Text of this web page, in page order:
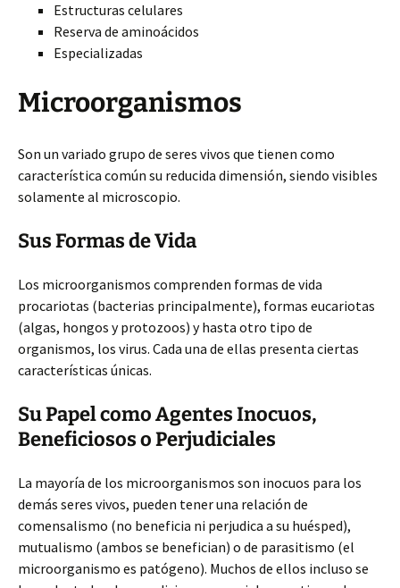
Estructuras celulares
Reserva de aminoácidos
Especializadas
Microorganismos
Son un variado grupo de seres vivos que tienen como
característica común su reducida dimensión, siendo visibles
solamente al microscopio.
Sus Formas de Vida
Los microorganismos comprenden formas de vida
procariotas (bacterias principalmente), formas eucariotas
(algas, hongos y protozoos) y hasta otro tipo de
organismos, los virus. Cada una de ellas presenta ciertas
características únicas.
Su Papel como Agentes Inocuos,
Beneficiosos o Perjudiciales
La mayoría de los microorganismos son inocuos para los
demás seres vivos, pueden tener una relación de
comensalismo (no beneficia ni perjudica a su huésped),
mutualismo (ambos se benefician) o de parasitismo (el
microorganismo es patógeno). Muchos de ellos incluso se